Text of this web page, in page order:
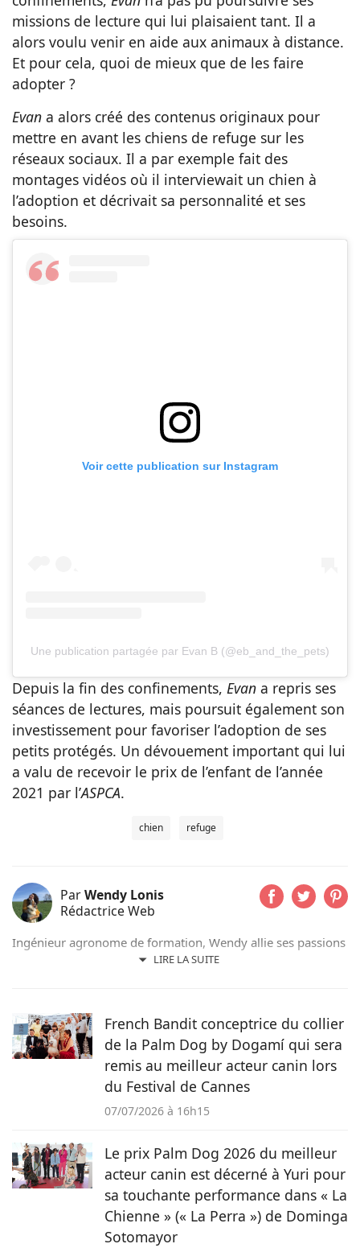
missions de lecture qui lui plaisaient tant. Il a
alors voulu venir en aide aux animaux à distance.
Et pour cela, quoi de mieux que de les faire
adopter ?
Evan a alors créé des contenus originaux pour
mettre en avant les chiens de refuge sur les
réseaux sociaux. Il a par exemple fait des
montages vidéos où il interviewait un chien à
l’adoption et décrivait sa personnalité et ses
besoins.
Voir cette publication sur Instagram
Une publication partagée par Evan B (@eb_and_the_pets)
Depuis la fin des confinements, Evan a repris ses
séances de lectures, mais poursuit également son
investissement pour favoriser l’adoption de ses
petits protégés. Un dévouement important qui lui
a valu de recevoir le prix de l’enfant de l’année
2021 par l’ASPCA.
chien refuge
ParWendy Lonis
Rédactrice Web
LIRE LA SUITE
Ingénieur agronome de formation, Wendy allie ses passions
pour les mots et les animaux en écrivant pour Pets-dating.
australien, des poules et même des pigeons voyageurs !
French Bandit conceptrice du collier
de la Palm Dog by Dogamí qui sera
remis au meilleur acteur canin lors
du Festival de Cannes
07/07/2026 à 16h15
Le prix Palm Dog 2026 du meilleur
acteur canin est décerné à Yuri pour
sa touchante performance dans « La
Chienne » (« La Perra ») de Dominga
Sotomayor